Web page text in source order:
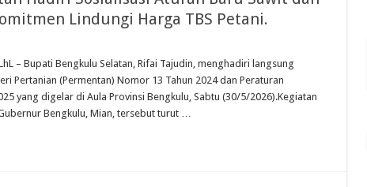
Lindungi Harga TBS Petani.
LhL – Bupati Bengkulu Selatan, Rifai Tajudin, menghadiri langsung
Pertanian (Permentan) Nomor 13 Tahun 2024 dan Peraturan
yang digelar di Aula Provinsi Bengkulu, Sabtu (30/5/2026).Kegiatan
Bengkulu, Mian, tersebut turut …